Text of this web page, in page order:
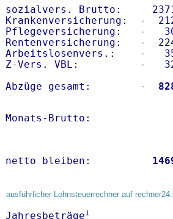
sozialvers. Brutto:
Krankenversicherung:  -
Pflegeversicherung:   -
Rentenversicherung:   -
Arbeitslosenvers.:    -
Z-Vers. VBL:          -
Abzüge gesamt:        -
Monats-
netto bleiben:
ausführlicher Lohnsteuerrechner auf
Jahresbeträge1